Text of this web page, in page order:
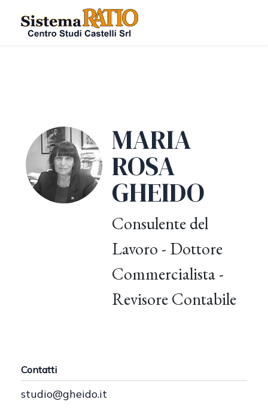
MARIA
ROSA
GHEIDO
Consulente del
Lavoro - Dottore
Commercialista -
Revisore Contabile
Contatti
studio@gheido.it